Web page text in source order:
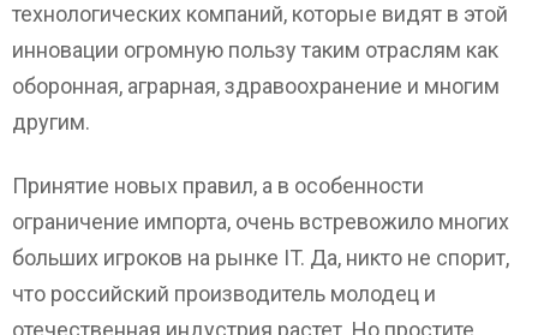
технологических компаний, которые видят в этой
инновации огромную пользу таким отраслям как
оборонная, аграрная, здравоохранение и многим
другим.
Принятие новых правил, а в особенности
ограничение импорта, очень встревожило многих
больших игроков на рынке IT. Да, никто не спорит,
что российский производитель молодец и
отечественная индустрия растет. Но простите,